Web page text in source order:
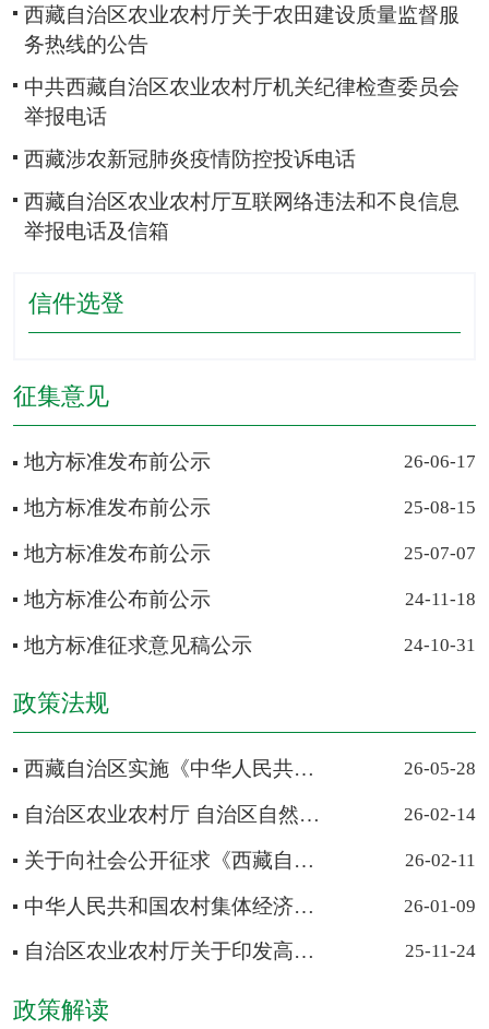
西藏自治区农业农村厅关于农田建设质量监督服
务热线的公告
中共西藏自治区农业农村厅机关纪律检查委员会
举报电话
西藏涉农新冠肺炎疫情防控投诉电话
西藏自治区农业农村厅互联网络违法和不良信息
举报电话及信箱
信件选登
征集意见
地方标准发布前公示 26-06-17
地方标准发布前公示 25-08-15
地方标准发布前公示 25-07-07
地方标准公布前公示 24-11-18
地方标准征求意见稿公示 24-10-31
政策法规
西藏自治区实施《中华人民共和国畜牧法》办法 ​（2026年5月2... 26-05-28
自治区农业农村厅 自治区自然资源厅关于印发《西藏自治区补充... 26-02-14
关于向社会公开征求《西藏自治区农村集体资金资产资源管理办... 26-02-11
中华人民共和国农村集体经济组织法（藏汉双语） 26-01-09
自治区农业农村厅关于印发高效办成“一件事”涉及农业农村政... 25-11-24
政策解读